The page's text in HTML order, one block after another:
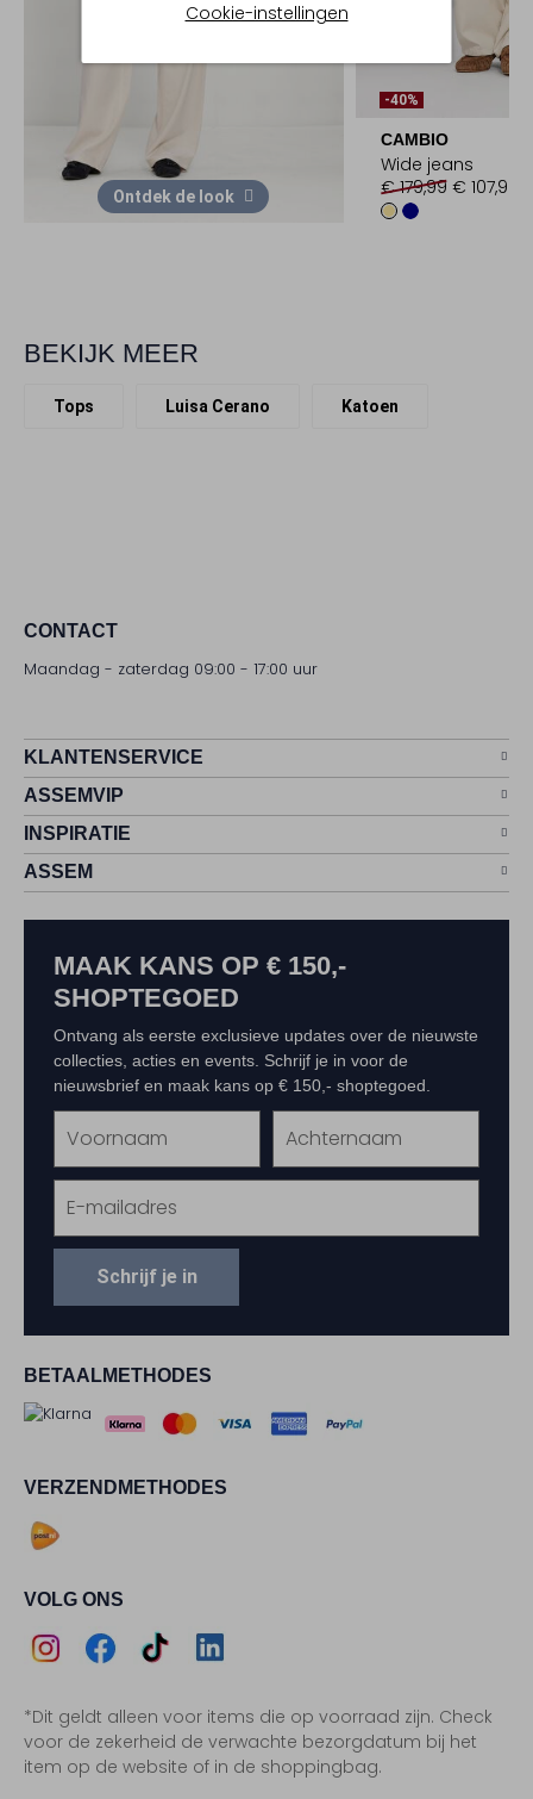
Cookie-instellingen
Ontdek de look
-40%
CAMBIO
Wide jeans
€ 179,99 € 107,99
BEKIJK MEER
Tops Luisa Cerano Katoen
CONTACT
Maandag - zaterdag 09:00 - 17:00 uur
KLANTENSERVICE
ASSEMVIP
INSPIRATIE
ASSEM
BETAALMETHODES
VERZENDMETHODES
VOLG ONS
Instagram
Facebook
TikTokLinkedIn
*Dit geldt alleen voor items die op voorraad zijn. Check
voor de zekerheid de verwachte bezorgdatum bij het
item op de website of in de shoppingbag.
MAAK KANS OP € 150,-
SHOPTEGOED
Ontvang als eerste exclusieve updates over de nieuwste
collecties, acties en events. Schrijf je in voor de
nieuwsbrief en maak kans op € 150,- shoptegoed.
Schrijf je in